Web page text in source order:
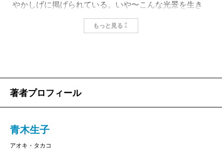
やかしげに掲げられている。いや〜こんな光景を生き
てるうちに目にすることができるなんて〜。と、私は
介すると、ほとんどの場合に返ってくるのは「な、な
笑だったからだ。
『萬葉集』といえば古典文学のなかではメジャーなほ
もっと見る
著者プロフィール
青木生子
アオキ・タカコ